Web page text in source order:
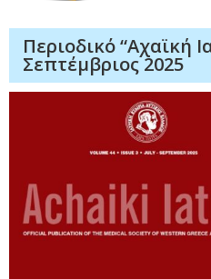
Περιοδικό “Αχαϊκή
Σεπτέμβριος 2025